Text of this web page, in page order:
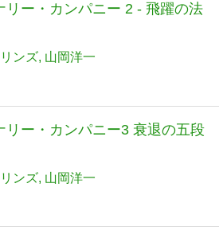
リー・カンパニー 2 - 飛躍の法
ンズ 山岡洋一
リー・カンパニー3 衰退の五段
ンズ 山岡洋一